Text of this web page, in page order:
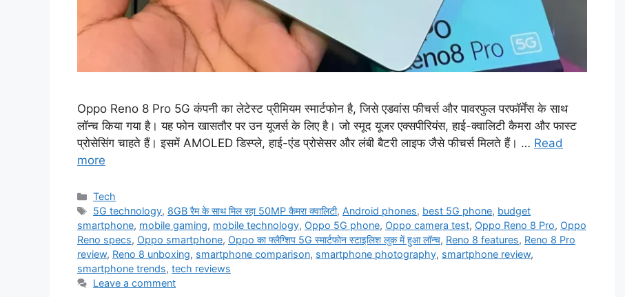
Oppo Reno 8 Pro 5G कंपनी का लेटेस्ट प्रीमियम स्मार्टफोन है, जिसे एडवांस फीचर्स और पावरफुल परफॉर्मेंस के साथ
लॉन्च किया गया है। यह फोन खासतौर पर उन यूजर्स के लिए है। जो स्मूद यूजर एक्सपीरियंस, हाई-क्वालिटी कैमरा और फास्ट
प्रोसेसिंग चाहते हैं। इसमें AMOLED डिस्प्ले, हाई-एंड प्रोसेसर और लंबी बैटरी लाइफ जैसे फीचर्स मिलते हैं। … Read
more
Categories
Tech
Tags
5G technology, 8GB रैम के साथ मिल रहा 50MP कैमरा क्वालिटी, Android phones, best 5G phone, budget
smartphone, mobile gaming, mobile technology, Oppo 5G phone, Oppo camera test, Oppo Reno 8 Pro, Oppo
Reno specs, Oppo smartphone, Oppo का फ्लैग्शिप 5G स्मार्टफोन स्टाइलिश लुक में हुआ लॉन्च, Reno 8 features, Reno 8 Pro
review, Reno 8 unboxing, smartphone comparison, smartphone photography, smartphone review,
smartphone trends, tech reviews
Leave a comment